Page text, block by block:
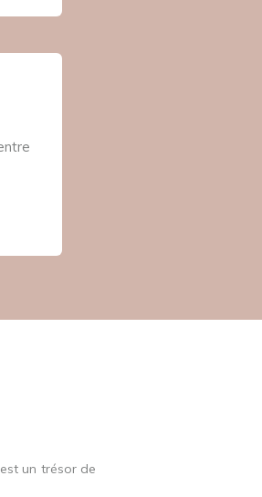
un trésor de